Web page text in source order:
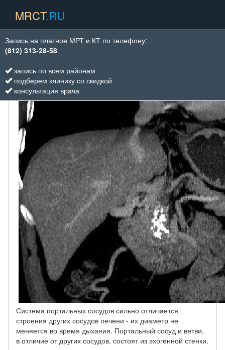
MRCT.RU
Запись на платное МРТ и КТ по телефону:
(812) 313-28-58
запись по всем районам
подберем клинику со скидкой
консультация врача
КТ Виды исследований Ангиография
ВОРОТНАЯ ВЕНА
Система портальных сосудов сильно отличается
строения других сосудов печени - их диаметр не
меняется во время дыхания. Портальный сосуд и ветви,
в отличие от других сосудов, состоят из эхогенной стенки.